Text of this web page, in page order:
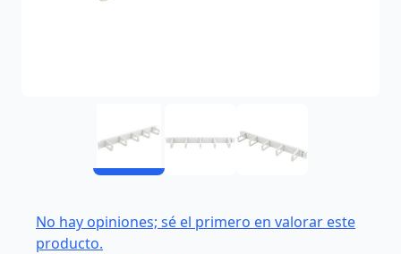
No hay opiniones; sé el primero en valorar este
producto.